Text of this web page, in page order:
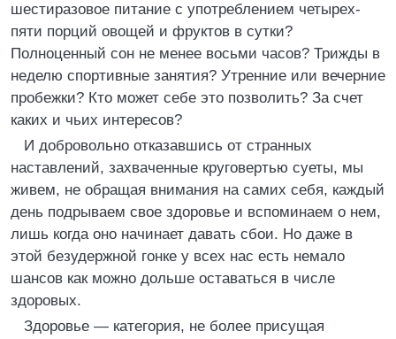
шестиразовое питание с употреблением четырех-
пяти порций овощей и фруктов в сутки?
Полноценный сон не менее восьми часов? Трижды в
неделю спортивные занятия? Утренние или вечерние
пробежки? Кто может себе это позволить? За счет
каких и чьих интересов?
И добровольно отказавшись от странных
наставлений, захваченные круговертью суеты, мы
живем, не обращая внимания на самих себя, каждый
день подрываем свое здоровье и вспоминаем о нем,
лишь когда оно начинает давать сбои. Но даже в
этой безудержной гонке у всех нас есть немало
шансов как можно дольше оставаться в числе
здоровых.
Здоровье — категория, не более присущая